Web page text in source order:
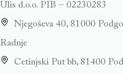
Ulis d.o.o. PIB – 02230283
Njegoševa 40, 81000
Radnje
Cetinjski Put bb, 81400